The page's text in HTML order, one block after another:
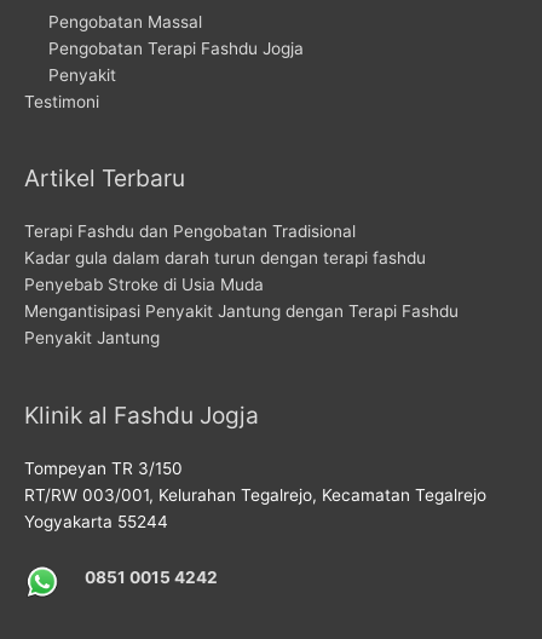
Pengobatan Massal
Pengobatan Terapi Fashdu Jogja
Penyakit
Testimoni
Artikel Terbaru
Terapi Fashdu dan Pengobatan Tradisional
Kadar gula dalam darah turun dengan terapi fashdu
Penyebab Stroke di Usia Muda
Mengantisipasi Penyakit Jantung dengan Terapi Fashdu
Penyakit Jantung
Klinik al Fashdu Jogja
Tompeyan TR 3/150
RT/RW 003/001, Kelurahan Tegalrejo, Kecamatan Tegalrejo
Yogyakarta 55244
0851 0015 4242